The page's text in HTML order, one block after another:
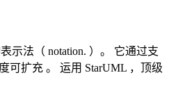
示法（ notation. ）。 它通过支
可扩充 。 运用 StarUML ，顶级